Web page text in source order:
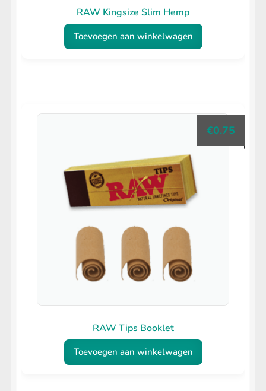
RAW Kingsize Slim Hemp
Toevoegen aan winkelwagen
RAW Tips Booklet
€0.75
Toevoegen aan winkelwagen